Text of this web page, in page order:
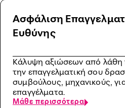
Ασφάλιση
Ευθύνης
Κάλυψη αξιώσεων από λάθη
την επαγγελματική σου
συμβούλους, μηχανικούς,
επαγγέλματα.
Μάθε περισσότερα